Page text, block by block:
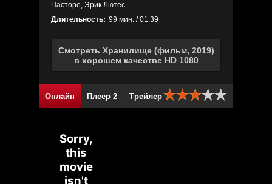
Пасторе, Эрик Лютес
Длительность: 99 мин. / 01:39
Смотреть Хранилище (фильм, 2019)
в хорошем качестве HD 1080
Онлайн Плеер 2 Трейлер